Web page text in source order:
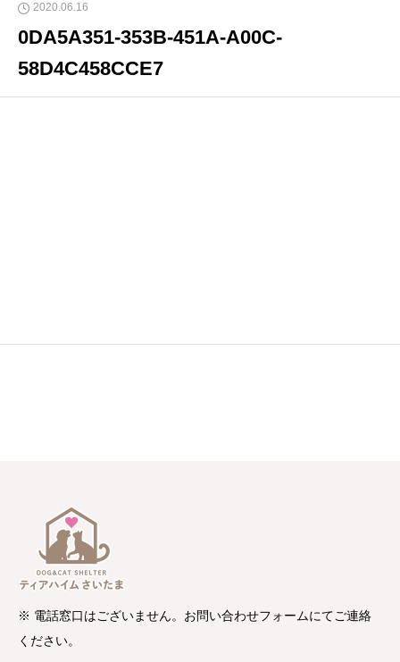
2020.06.16
0DA5A351-353B-451A-A00C-
58D4C458CCE7
※ 電話窓口はございません。お問い合わせフォームにてご連絡
ください。